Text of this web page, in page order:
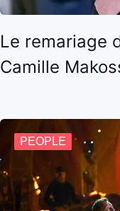
Le remariage
Camille
PEOPLE